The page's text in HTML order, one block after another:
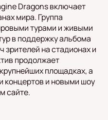
Dragons включает
мира. Группа
турами и живыми
в поддержку альбома
зрителей на стадионах и
продолжает
площадках, а
концертов и новыми шоу
сайте.